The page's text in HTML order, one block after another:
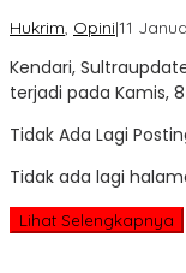
Hukrim, Opini|11
Kendari,
terjadi pada Kamis,
Tidak Ada Lagi
Tidak ada lagi
Lihat Selengkapnya